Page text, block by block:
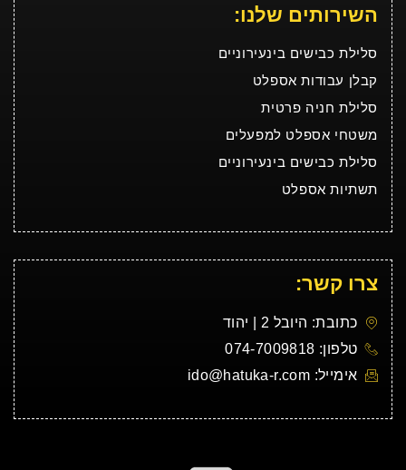
השירותים שלנו:
סלילת כבישים בינעירוניים
קבלן עבודות אספלט
סלילת חניה פרטית
משטחי אספלט למפעלים
סלילת כבישים בינעירוניים
תשתיות אספלט
צרו קשר:
כתובת: היובל 2 | יהוד
טלפון: 074-7009818
אימייל: ido@hatuka-r.com